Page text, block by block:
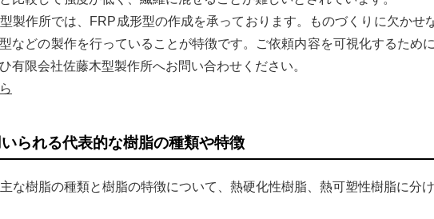
製作所では、FRP成形型の作成を承っております。ものづくりに欠か
などの製作を行っていることが特徴です。ご依頼内容を可視化するため
有限会社佐藤木型製作所へお問い合わせください。
られる代表的な樹脂の種類や特徴
な樹脂の種類と樹脂の特徴について、熱硬化性樹脂、熱可塑性樹脂に分け